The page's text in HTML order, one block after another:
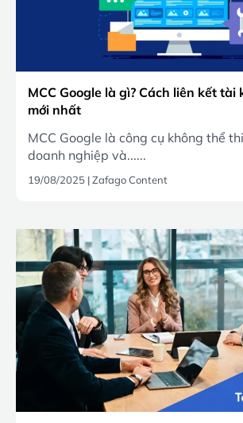
MCC Google là gì? Cách liên kết tài
mới nhất
MCC Google là công cụ không thể
doanh nghiệp và......
19/08/2025 |Zafago Content